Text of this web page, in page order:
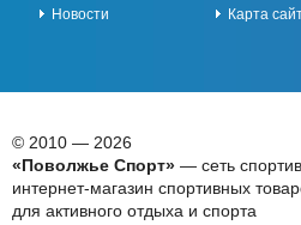
Новости
Карта
© 2010 — 2026
«Поволжье Спорт»— сеть
интернет-магазин спортивных
для активного отдыха и спорта